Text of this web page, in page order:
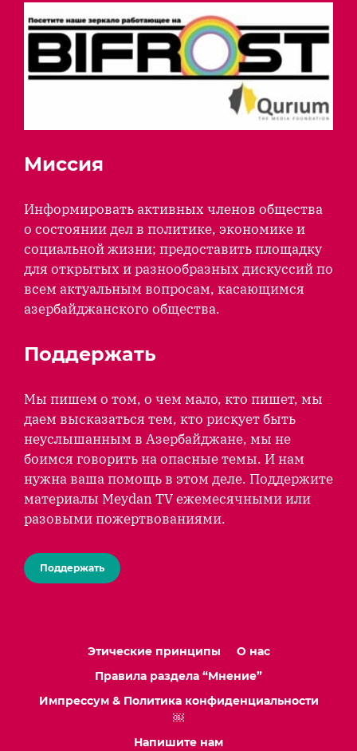
Миссия
Информировать активных членов общества
о состоянии дел в политике, экономике и
социальной жизни; предоставить площадку
для открытых и разнообразных дискуссий по
всем актуальным вопросам, касающимся
азербайджанского общества.
Поддержать
Мы пишем о том, о чем мало, кто пишет, мы
даем высказаться тем, кто рискует быть
неуслышанным в Азербайджане, мы не
боимся говорить на опасные темы. И нам
нужна ваша помощь в этом деле. Поддержите
материалы Meydan TV ежемесячными или
разовыми пожертвованиями.
Поддержать
Этические принципы
О нас
Правила раздела “Мнение”
Импрессум & Политика конфиденциальности
￼
Напишите нам